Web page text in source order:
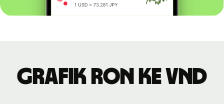
Grafik RON ke VND